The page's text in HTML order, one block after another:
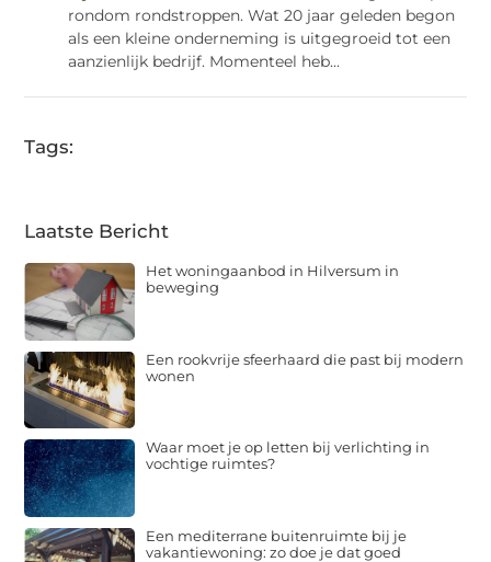
rondom rondstroppen. Wat 20 jaar geleden begon
als een kleine onderneming is uitgegroeid tot een
aanzienlijk bedrijf. Momenteel heb...
Tags:
Laatste Bericht
Het woningaanbod in Hilversum in
beweging
Een rookvrije sfeerhaard die past bij modern
wonen
Waar moet je op letten bij verlichting in
vochtige ruimtes?
Een mediterrane buitenruimte bij je
vakantiewoning: zo doe je dat goed